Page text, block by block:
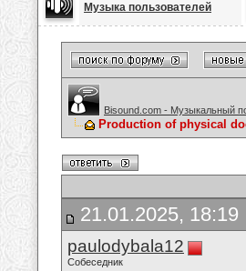
Музыка пользователей
Bisound.com - Музыкальный
Production of physical
21.01.2025, 18:19
paulodybala12
Собеседник